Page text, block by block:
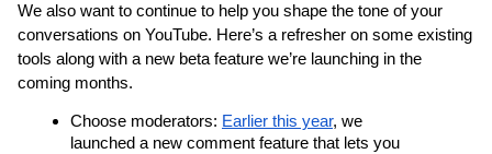
We also want to continue to help you shape the tone of your
conversations on YouTube. Here’s a refresher on some existing
tools along with a new beta feature we’re launching in the
coming months.
Choose moderators: Earlier this year, we